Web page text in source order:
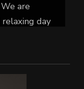
are
relaxing day